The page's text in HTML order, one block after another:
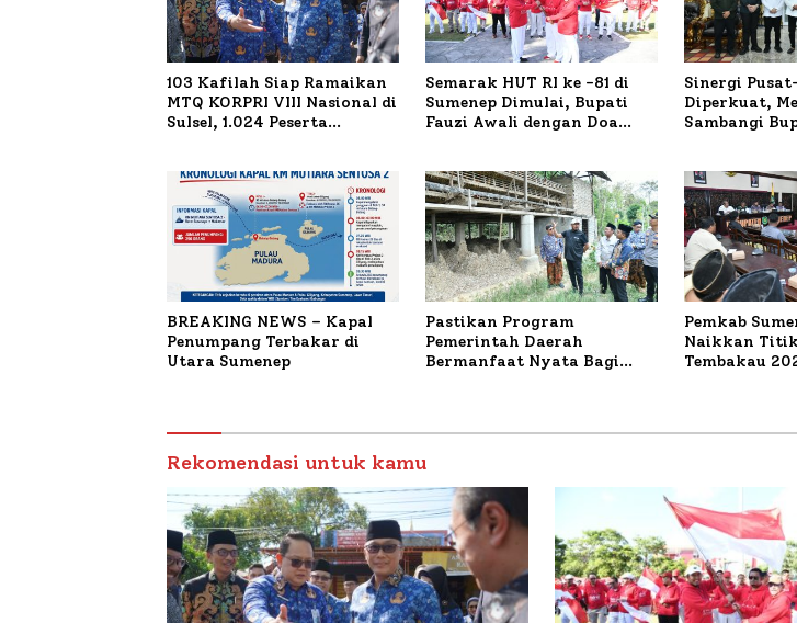
103 Kafilah Siap Ramaikan
MTQ KORPRI VIII Nasional di
Sulsel, 1.024 Peserta
Semarak HUT RI ke -81 di
Sumenep Dimulai, Bupati
Fauzi Awali dengan Doa
Sinergi
Diperkuat,
Sambangi
BREAKING NEWS – Kapal
Penumpang Terbakar di
Utara Sumenep
Pastikan Program
Pemerintah Daerah
Bermanfaat Nyata Bagi
Petelur di Desa Bataal Timur
Pemkab
Naikkan
Tembakau
Rekomendasi untuk kamu